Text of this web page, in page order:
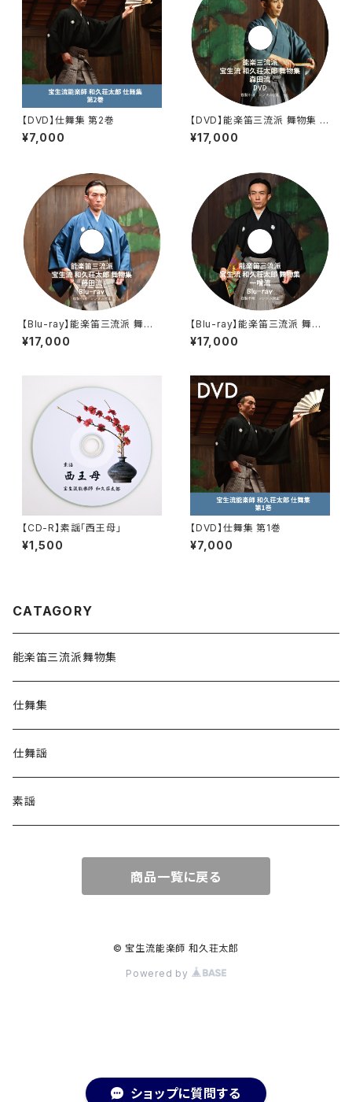
ショップに質問する
【DVD】仕舞集 第2巻
¥7,000
【DVD】能楽笛三流派 舞物集 森
田流
¥17,000
【Blu-ray】能楽笛三流派 舞物
集 藤田流
¥17,000
【Blu-ray】能楽笛三流派 舞物
集 一噌流
¥17,000
【CD-R】素謡「西王母」
¥1,500
【DVD】仕舞集 第1巻
¥7,000
CATAGORY
能楽笛三流派舞物集
仕舞集
仕舞謡
素謡
商品一覧に戻る
© 宝生流能楽師 和久荘太郎
Powered by